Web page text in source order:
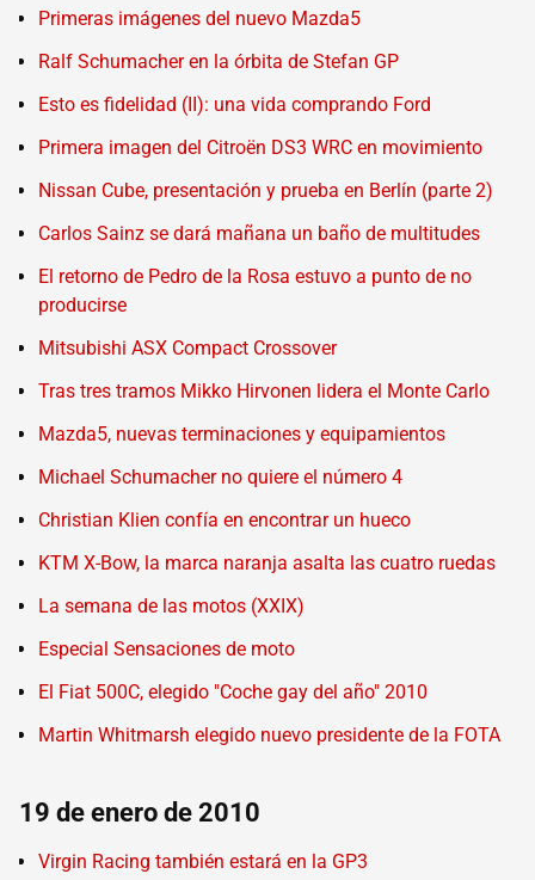
Primeras imágenes del nuevo Mazda5
Ralf Schumacher en la órbita de Stefan GP
Esto es fidelidad (II): una vida comprando Ford
Primera imagen del Citroën DS3 WRC en movimiento
Nissan Cube, presentación y prueba en Berlín (parte 2)
Carlos Sainz se dará mañana un baño de multitudes
El retorno de Pedro de la Rosa estuvo a punto de no
producirse
Mitsubishi ASX Compact Crossover
Tras tres tramos Mikko Hirvonen lidera el Monte Carlo
Mazda5, nuevas terminaciones y equipamientos
Michael Schumacher no quiere el número 4
Christian Klien confía en encontrar un hueco
KTM X-Bow, la marca naranja asalta las cuatro ruedas
La semana de las motos (XXIX)
Especial Sensaciones de moto
El Fiat 500C, elegido "Coche gay del año" 2010
Martin Whitmarsh elegido nuevo presidente de la FOTA
19 de enero de 2010
Virgin Racing también estará en la GP3